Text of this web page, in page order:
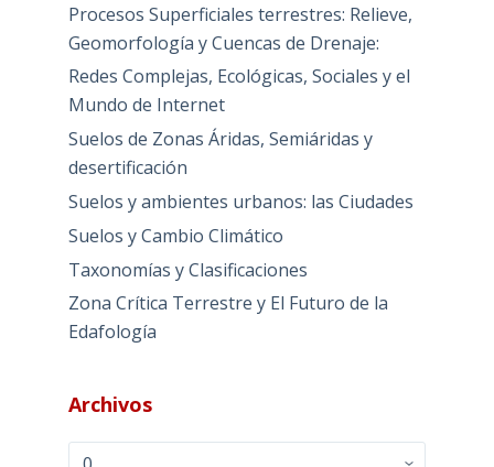
Procesos Superficiales terrestres: Relieve,
Geomorfología y Cuencas de Drenaje:
Redes Complejas, Ecológicas, Sociales y el
Mundo de Internet
Suelos de Zonas Áridas, Semiáridas y
desertificación
Suelos y ambientes urbanos: las Ciudades
Suelos y Cambio Climático
Taxonomías y Clasificaciones
Zona Crítica Terrestre y El Futuro de la
Edafología
Archivos
Archivos